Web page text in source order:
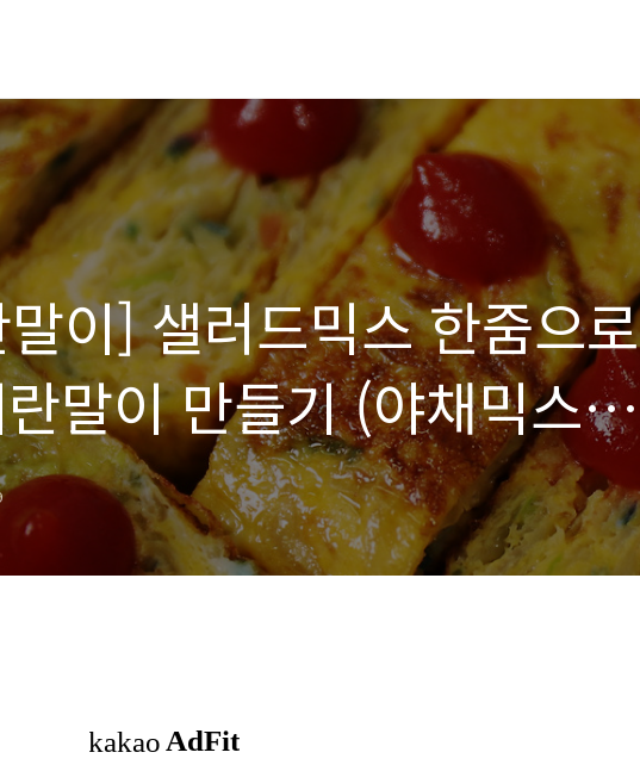
이] 샐러드믹스 한줌으로
말이 만들기 (야채믹스